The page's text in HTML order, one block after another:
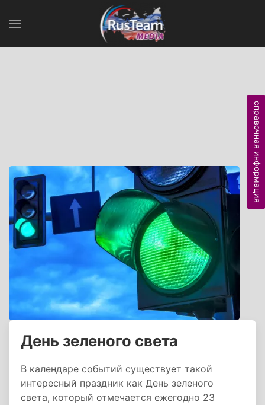
День зеленого света
В календаре событий существует такой
интересный праздник как День зеленого
света, который отмечается ежегодно 23
справочная информация